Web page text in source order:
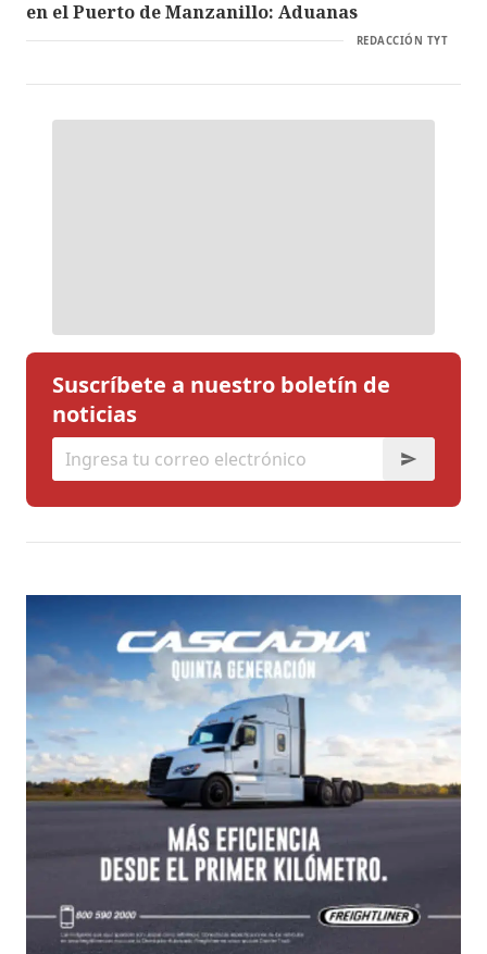
en el Puerto de Manzanillo: Aduanas
REDACCIÓN TYT
Suscríbete a nuestro boletín de
noticias